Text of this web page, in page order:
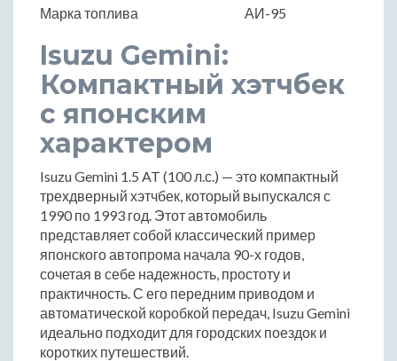
Марка топлива АИ-95
Isuzu Gemini:
Компактный хэтчбек
с японским
характером
Isuzu Gemini 1.5 AT (100 л.с.) — это компактный
трехдверный хэтчбек, который выпускался с
1990 по 1993 год. Этот автомобиль
представляет собой классический пример
японского автопрома начала 90-х годов,
сочетая в себе надежность, простоту и
практичность. С его передним приводом и
автоматической коробкой передач, Isuzu Gemini
идеально подходит для городских поездок и
коротких путешествий.